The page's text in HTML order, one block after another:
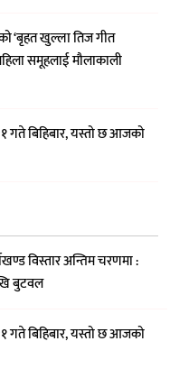
‘बृहत खुल्ला तिज गीत
समूहलाई मौलाकाली
गते बिहिबार, यस्तो छ आजको
विस्तार अन्तिम चरणमा :
बुटवल
गते बिहिबार, यस्तो छ आजको